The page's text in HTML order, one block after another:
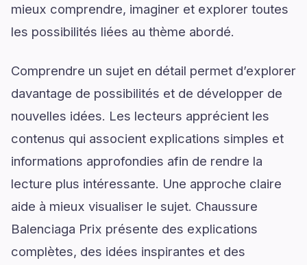
mieux comprendre, imaginer et explorer toutes
les possibilités liées au thème abordé.
Comprendre un sujet en détail permet d’explorer
davantage de possibilités et de développer de
nouvelles idées. Les lecteurs apprécient les
contenus qui associent explications simples et
informations approfondies afin de rendre la
lecture plus intéressante. Une approche claire
aide à mieux visualiser le sujet. Chaussure
Balenciaga Prix présente des explications
complètes, des idées inspirantes et des